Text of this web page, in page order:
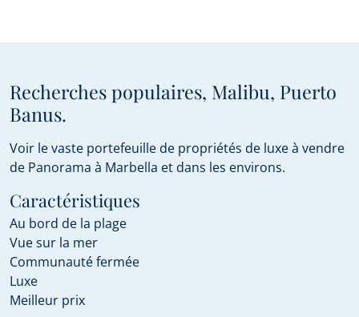
Recherches populaires, Malibu, Puerto
Banus.
Voir le vaste portefeuille de propriétés de luxe à vendre
de Panorama à Marbella et dans les environs.
Caractéristiques
Au bord de la plage
Vue sur la mer
Communauté fermée
Luxe
Meilleur prix